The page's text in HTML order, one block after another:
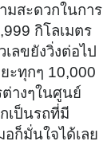
สะดวกในการ
กิโลเมตร
ลขยังวิ่งต่อไป
ะทุกๆ 10,000
างๆในศูนย์
เป็นรถที่มี
อก็มั่นใจได้เลย